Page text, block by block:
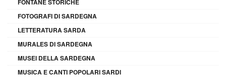
FONTANE STORICHE
FOTOGRAFI DI SARDEGNA
LETTERATURA SARDA
MURALES DI SARDEGNA
MUSEI DELLA SARDEGNA
MUSICA E CANTI POPOLARI SARDI